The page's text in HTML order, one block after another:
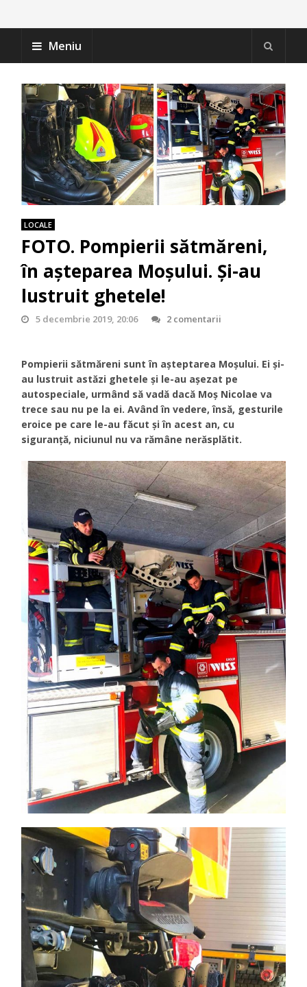
Meniu
LOCALE
FOTO. Pompierii sătmăreni,
în așteparea Moșului. Și-au
lustruit ghetele!
5 decembrie 2019, 20:06 2 comentarii
Pompierii sătmăreni sunt în așteptarea Moșului. Ei și-
au lustruit astăzi ghetele și le-au așezat pe
autospeciale, urmând să vadă dacă Moș Nicolae va
trece sau nu pe la ei. Având în vedere, însă, gesturile
eroice pe care le-au făcut și în acest an, cu
siguranță, niciunul nu va rămâne nerăsplătit.